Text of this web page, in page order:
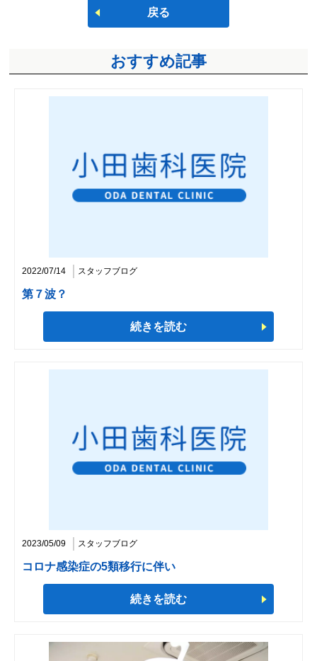
戻る
おすすめ記事
2022/07/14 スタッフブログ
第７波？
続きを読む
2023/05/09 スタッフブログ
コロナ感染症の5類移行に伴い
続きを読む